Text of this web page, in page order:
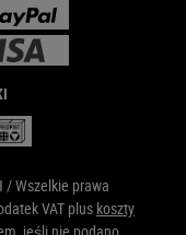
/ Wszelkie prawa
VAT plus koszty